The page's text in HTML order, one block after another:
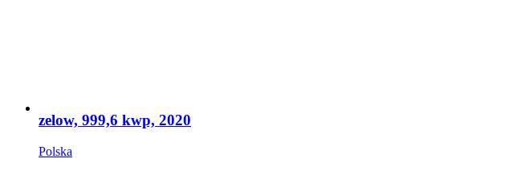
zelow, 999,6 kwp, 2020
Polska